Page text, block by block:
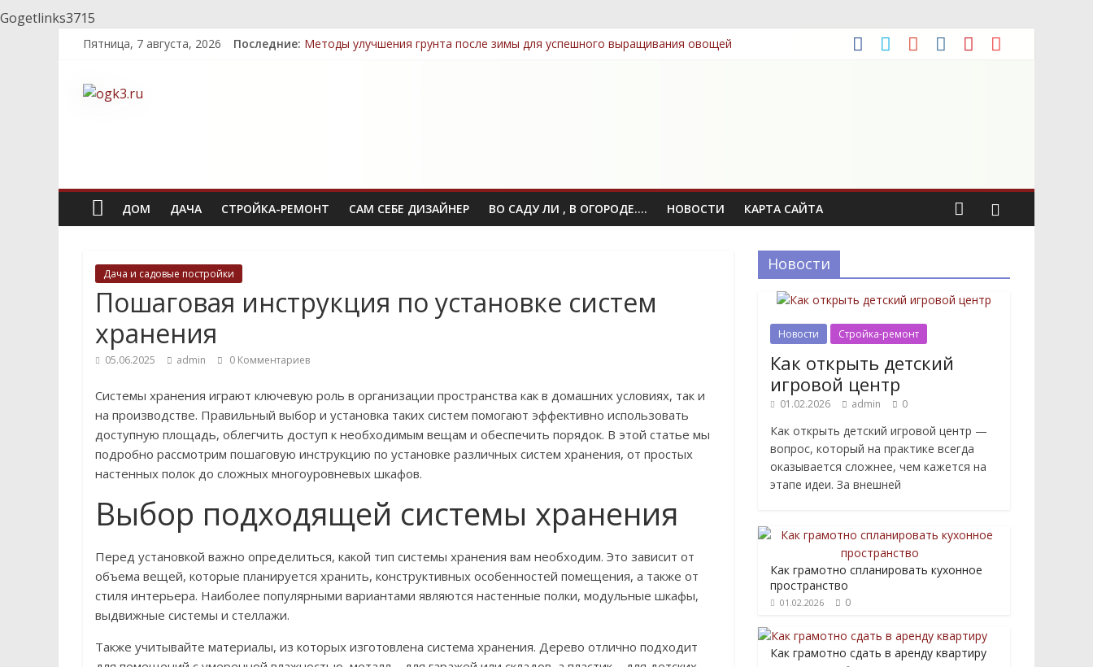
Gogetlinks3715
Пятница, 7 августа, 2026 Последние: Методы улучшения грунта после зимы для успешного выращивания овощей
ДОМ ДАЧА СТРОЙКА-РЕМОНТ САМ СЕБЕ ДИЗАЙНЕР ВО САДУ ЛИ , В ОГОРОДЕ…. НОВОСТИ КАРТА САЙТА
Дача и садовые постройки
Пошаговая инструкция по установке систем
хранения
05.06.2025 admin 0 Комментариев
Системы хранения играют ключевую роль в организации пространства как в домашних условиях, так и
на производстве. Правильный выбор и установка таких систем помогают эффективно использовать
доступную площадь, облегчить доступ к необходимым вещам и обеспечить порядок. В этой статье мы
подробно рассмотрим пошаговую инструкцию по установке различных систем хранения, от простых
настенных полок до сложных многоуровневых шкафов.
Выбор подходящей системы хранения
Перед установкой важно определиться, какой тип системы хранения вам необходим. Это зависит от
объема вещей, которые планируется хранить, конструктивных особенностей помещения, а также от
стиля интерьера. Наиболее популярными вариантами являются настенные полки, модульные шкафы,
выдвижные системы и стеллажи.
Также учитывайте материалы, из которых изготовлена система хранения. Дерево отлично подходит
Новости
Новости Стройка-ремонт
Как открыть детский
игровой центр
01.02.2026 admin 0
Как открыть детский игровой центр —
вопрос, который на практике всегда
оказывается сложнее, чем кажется на
этапе идеи. За внешней
Как грамотно спланировать кухонное
пространство
01.02.2026 0
Как грамотно сдать в аренду квартиру